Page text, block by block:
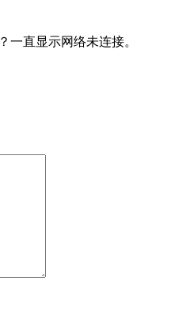
一直显示网络未连接。